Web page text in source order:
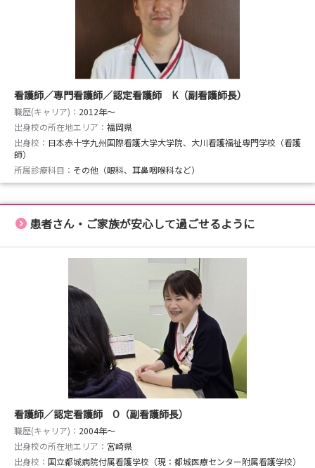
看護師／専門看護師／認定看護師 K（副看護師長）
職歴(キャリア)： 2012年〜
出身校の所在地エリア： 福岡県
出身校： 日本赤十字九州国際看護大学大学院、大川看護福祉専門学校（看護
師）
所属診療科目： その他（眼科、耳鼻咽喉科など）
患者さん・ご家族が安心して過ごせるように
看護師／認定看護師 O（副看護師長）
職歴(キャリア)： 2004年〜
出身校の所在地エリア： 宮崎県
出身校： 国立都城病院付属看護学校（現：都城医療センター附属看護学校）